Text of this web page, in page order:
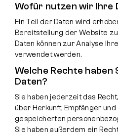
Wofür nutzen wir Ihre
Ein Teil der Daten wird
Bereitstellung der Website
Daten können zur Analyse
verwendet werden.
Welche Rechte haben
Daten?
Sie haben jederzeit das
über Herkunft, Empfänger
gespeicherten
Sie haben außerdem ein